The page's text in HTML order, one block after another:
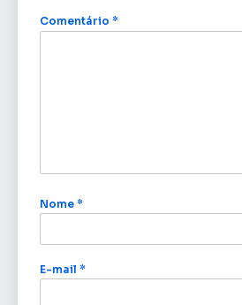
Comentário *
Nome *
E-mail *